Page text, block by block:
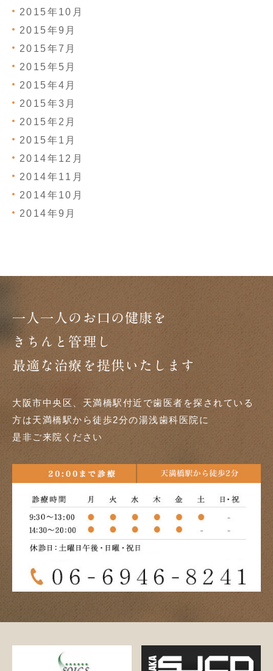
2015年10月
2015年9月
2015年7月
2015年5月
2015年4月
2015年3月
2015年2月
2015年1月
2014年12月
2014年11月
2014年10月
2014年9月
一人一人のお口の健康を
きちんと管理し
最適な治療を提供いたします
大阪市中央区、天満橋駅付近で歯医者を探されている
方は天満橋駅から徒歩2分の湯浅歯科医院に
是非ご来院ください